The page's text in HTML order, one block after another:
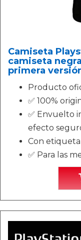
Camiseta
camiseta
primera
Producto
✅ 100%
✅ Envuelto
efecto
Con
✅ Para las